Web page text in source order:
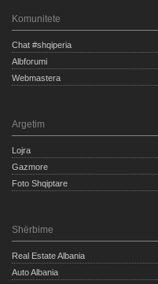
Komunitete
Chat #shqiperia
Albforumi
Webmastera
Argetim
Lojra
Gazmore
Foto Shqiptare
Shërbime
Real Estate Albania
Auto Albania